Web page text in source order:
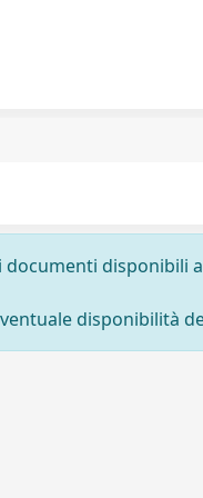
disponibili
disponibilità